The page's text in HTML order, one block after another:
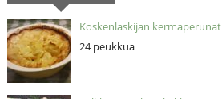
KESKUSTELUT
KOTIKOKIT
Koskenlaskijan kermaperunat
24 peukkua